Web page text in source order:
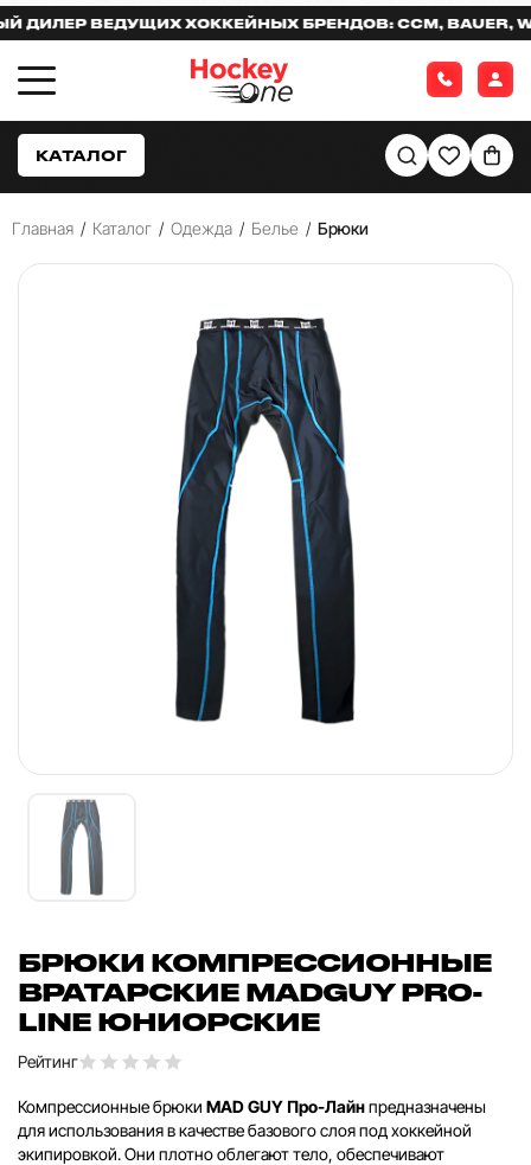
ВЕДУЩИХ ХОККЕЙНЫХ БРЕНДОВ: CCM, BAUER,
КАТАЛОГ
Главная / Каталог / Одежда / Белье / Брюки
БРЮКИ КОМПРЕССИОННЫЕ
ВРАТАРСКИЕ MADGUY PRO-
LINE ЮНИОРСКИЕ
Рейтинг
Компрессионные брюки MAD GUY Про-Лайнпредназначены
для использования в качестве базового слоя под хоккейной
экипировкой. Они плотно облегают тело, обеспечивают